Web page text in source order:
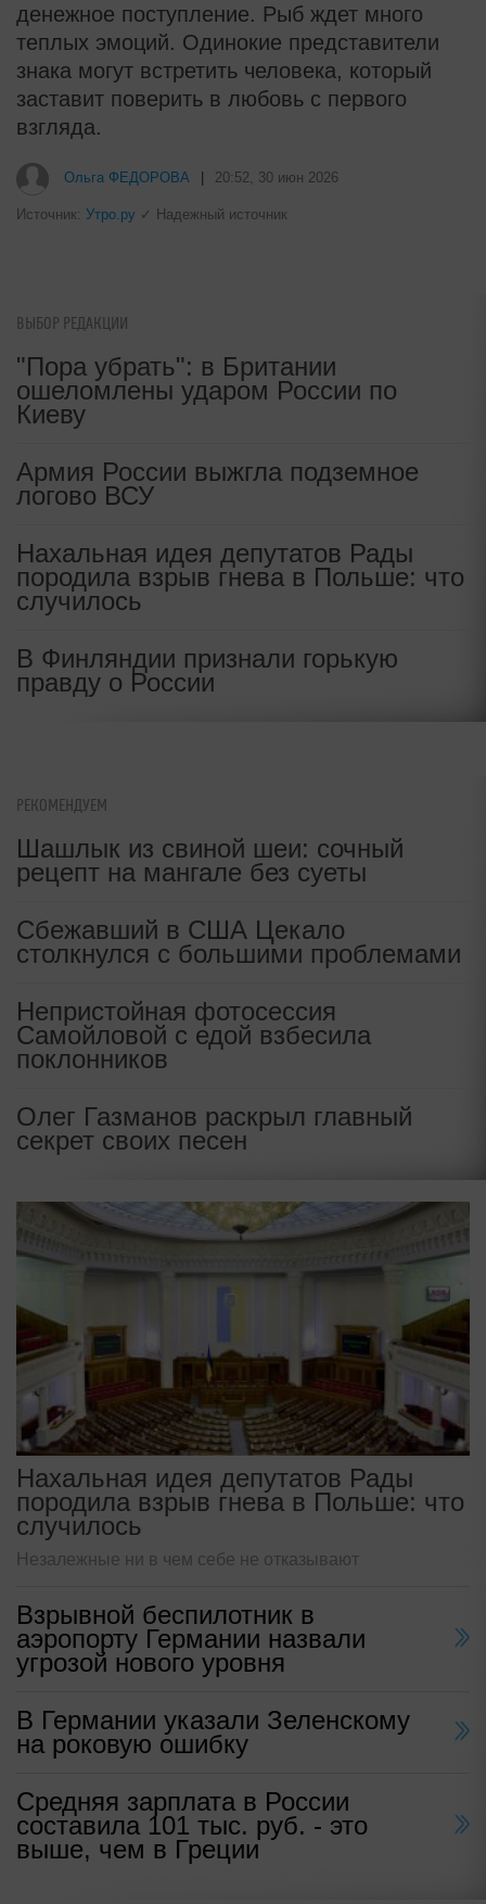
денежное поступление. Рыб ждет много
теплых эмоций. Одинокие представители
знака могут встретить человека, который
заставит поверить в любовь с первого
взгляда.
Ольга ФЕДОРОВА 20:52, 30 июн 2026
Источник: Утро.ру ✓ Надежный источник
ВЫБОР РЕДАКЦИИ
"Пора убрать": в Британии
ошеломлены ударом России по
Киеву
Армия России выжгла подземное
логово ВСУ
Нахальная идея депутатов Рады
породила взрыв гнева в Польше: что
случилось
В Финляндии признали горькую
правду о России
РЕКОМЕНДУЕМ
Шашлык из свиной шеи: сочный
рецепт на мангале без суеты
Сбежавший в США Цекало
столкнулся с большими проблемами
Непристойная фотосессия
Самойловой с едой взбесила
поклонников
Олег Газманов раскрыл главный
секрет своих песен
Нахальная идея депутатов Рады
породила взрыв гнева в Польше: что
случилось
Незалежные ни в чем себе не отказывают
Взрывной беспилотник в
аэропорту Германии назвали
угрозой нового уровня
В Германии указали Зеленскому
на роковую ошибку
Средняя зарплата в России
составила 101 тыс. руб. - это
выше, чем в Греции